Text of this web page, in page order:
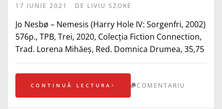
17 IUNIE 2021 DE LIVIU SZOKE
Jo Nesbø – Nemesis (Harry Hole IV: Sorgenfri, 2002)
576p., TPB, Trei, 2020, Colecția Fiction Connection,
Trad. Lorena Mihăeș, Red. Domnica Drumea, 35,75
CONTINUĂ LECTURA COMENTARIU